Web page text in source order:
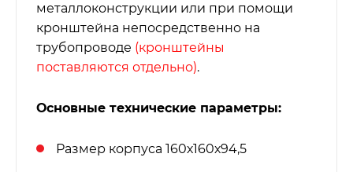
металлоконструкции или при помощи
кронштейна непосредственно на
трубопроводе (кронштейны
поставляются отдельно).
Основные технические параметры:
Размер корпуса 160х160х94,5